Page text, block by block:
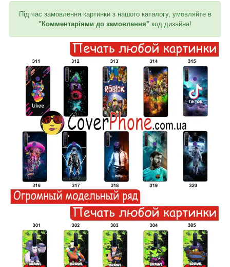
Під час замовлення картинки з нашого каталогу, умовляйте в
"Комментаріями до замовлення" код дизайна!